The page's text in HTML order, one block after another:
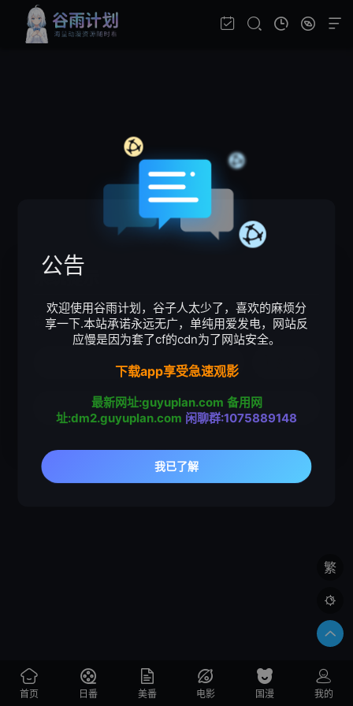
系统提示
请输入验证码
繁

首页 日番 美番 电影 国漫 我的
公告
欢迎使用谷雨计划，谷子人太少了，喜欢的麻烦分
享一下.本站承诺永远无广，单纯用爱发电，网站反
应慢是因为套了cf的cdn为了网站安全。
下载app享受急速观影
最新网址:guyuplan.com 备用网
址:dm2.guyuplan.com 闲聊群:1075889148